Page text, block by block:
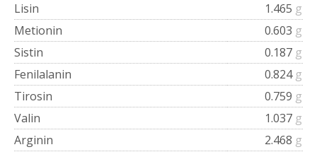
Lisin
1.465 g
Metionin
0.603 g
Sistin
0.187 g
Fenilalanin
0.824 g
Tirosin
0.759 g
Valin
1.037 g
Arginin
2.468 g